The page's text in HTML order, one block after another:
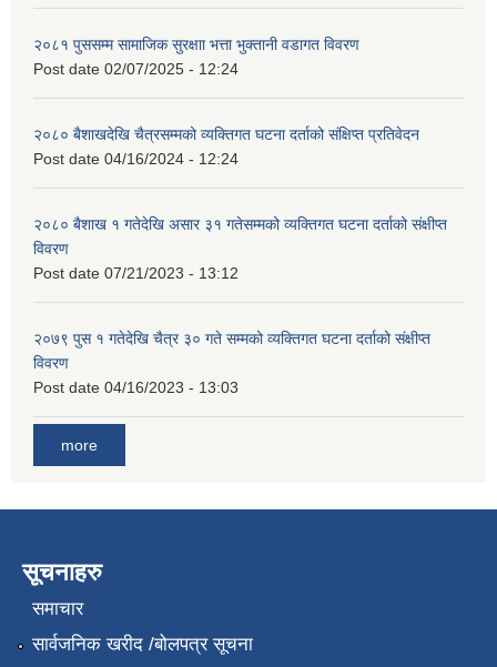
२०८१ पुससम्म सामाजिक सुरक्षाा भत्ता भुक्तानी वडागत विवरण
Post date 02/07/2025 - 12:24
२०८० बैशाखदेखि चैत्रसम्मको व्यक्तिगत घटना दर्ताको संक्षिप्त प्रतिवेदन
Post date 04/16/2024 - 12:24
२०८० बैशाख १ गतेदेखि असार ३१ गतेसम्मको व्यक्तिगत घटना दर्ताको संक्षीप्त
विवरण
Post date 07/21/2023 - 13:12
२०७९ पुस १ गतेदेखि चैत्र ३० गते सम्मको व्यक्तिगत घटना दर्ताको संक्षीप्त
विवरण
Post date 04/16/2023 - 13:03
more
सूचनाहरु
समाचार
सार्वजनिक खरीद /बोलपत्र सूचना